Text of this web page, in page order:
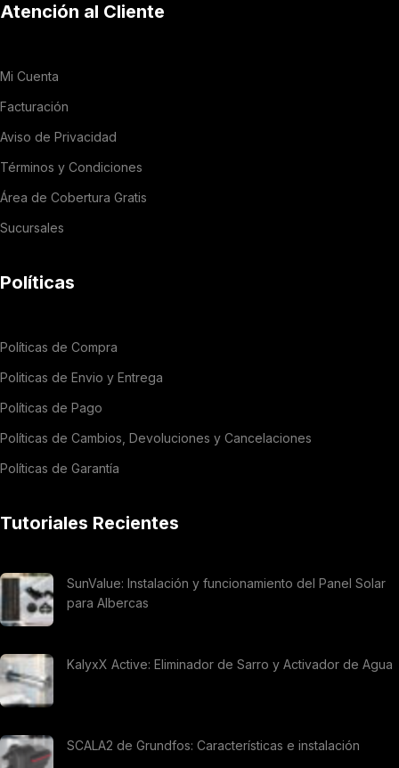
Atención al Cliente
Mi Cuenta
Facturación
Aviso de Privacidad
Términos y Condiciones
Área de Cobertura Gratis
Sucursales
Políticas
Políticas de Compra
Politicas de Envio y Entrega
Políticas de Pago
Políticas de Cambios, Devoluciones y Cancelaciones
Políticas de Garantía
Tutoriales Recientes
SunValue: Instalación y funcionamiento del Panel Solar
para Albercas
KalyxX Active: Eliminador de Sarro y Activador de Agua
SCALA2 de Grundfos: Características e instalación